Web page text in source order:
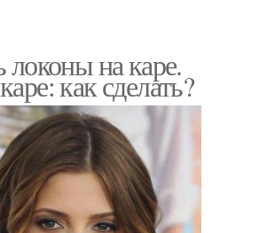
локоны на каре.
как сделать?